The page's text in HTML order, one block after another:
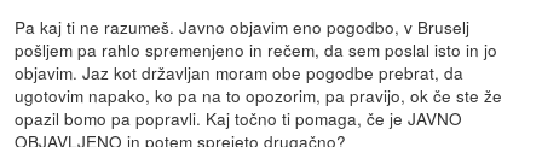
Pa kaj ti ne razumeš. Javno objavim eno pogodbo, v Bruselj
pošljem pa rahlo spremenjeno in rečem, da sem poslal isto in jo
objavim. Jaz kot državljan moram obe pogodbe prebrat, da
ugotovim napako, ko pa na to opozorim, pa pravijo, ok če ste že
opazil bomo pa popravli. Kaj točno ti pomaga, če je JAVNO
OBJAVLJENO in potem sprejeto drugačno?